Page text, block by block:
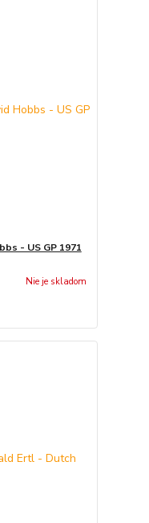
- US GP 1971
Nie je skladom